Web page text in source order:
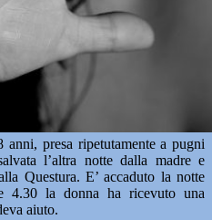
presa ripetutamente a pugni
l’altra notte dalla madre e
Questura. E’ accaduto la notte
4.30 la donna ha ricevuto una
aiuto.